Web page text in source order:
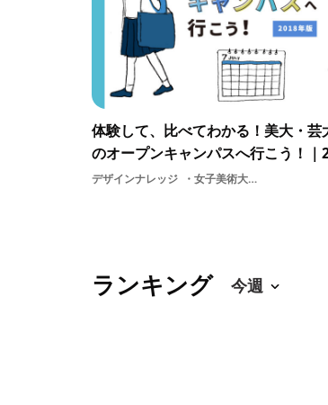
体験して、比べてわかる！美大・
のオープンキャンパスへ行こう！｜
デザインナレッジ 女子美術大学高校生学ぶ体験学生入試授業受験教育受験生東京藝術大学夏休み東京造形大学多摩美術大学武蔵野美術大学大学美大美大生大学受験美術夏大学生芸術オープンキャンパス
ランキング